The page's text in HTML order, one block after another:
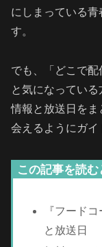
にしまっている
す。
でも、「どこで配
と気になってい
情報と放送日をま
会えるようにガイ
この記事を読む
『フード
と放送日